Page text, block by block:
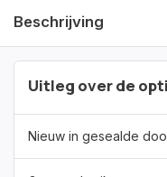
Beschrijving
Uitleg over de
Nieuw in gesealde